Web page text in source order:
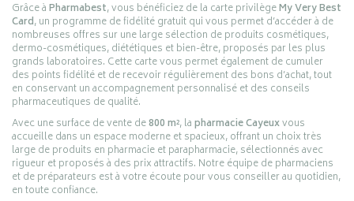
Grâce àPharmabest, vous bénéficiez de la carte privilègeMy Very Best
Card, un programme de fidélité gratuit qui vous permet d’accéder à de
nombreuses offres sur une large sélection de produits cosmétiques,
dermo-cosmétiques, diététiques et bien-être, proposés par les plus
grands laboratoires. Cette carte vous permet également de cumuler
des points fidélité et de recevoir régulièrement des bons d’achat, tout
en conservant un accompagnement personnalisé et des conseils
pharmaceutiques de qualité.
Avec une surface de vente de800 m², lapharmacie Cayeuxvous
accueille dans un espace moderne et spacieux, offrant un choix très
large de produits en pharmacie et parapharmacie, sélectionnés avec
rigueur et proposés à des prix attractifs. Notre équipe de pharmaciens
et de préparateurs est à votre écoute pour vous conseiller au quotidien,
en toute confiance.